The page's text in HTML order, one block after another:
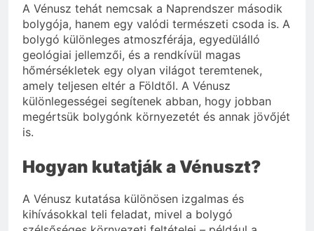
A Vénusz tehát nemcsak a Naprendszer második
bolygója, hanem egy valódi természeti csoda is. A
bolygó különleges atmoszférája, egyedülálló
geológiai jellemzői, és a rendkívül magas
hőmérsékletek egy olyan világot teremtenek,
amely teljesen eltér a Földtől. A Vénusz
különlegességei segítenek abban, hogy jobban
megértsük bolygónk környezetét és annak jövőjét
is.
Hogyan kutatják a Vénuszt?
A Vénusz kutatása különösen izgalmas és
kihívásokkal teli feladat, mivel a bolygó